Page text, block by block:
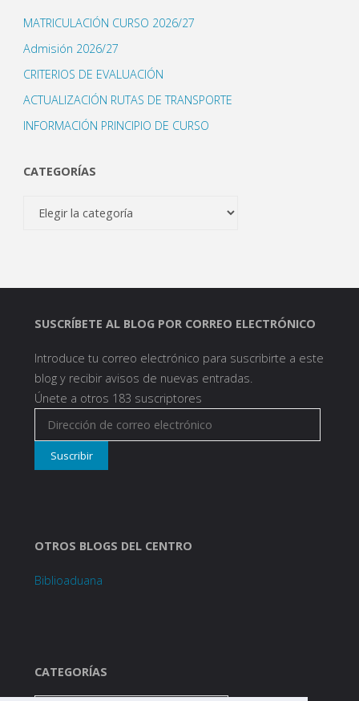
MATRICULACIÓN CURSO 2026/27
Admisión 2026/27
CRITERIOS DE EVALUACIÓN
ACTUALIZACIÓN RUTAS DE TRANSPORTE
INFORMACIÓN PRINCIPIO DE CURSO
CATEGORÍAS
SUSCRÍBETE AL BLOG POR CORREO ELECTRÓNICO
Introduce tu correo electrónico para suscribirte a este
blog y recibir avisos de nuevas entradas.
Únete a otros 183 suscriptores
Dirección
de
correo
Suscribir
OTROS BLOGS DEL CENTRO
Biblioaduana
CATEGORÍAS